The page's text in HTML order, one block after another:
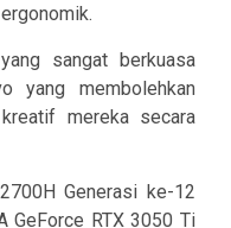
sangat berkuasa
yang membolehkan
mereka secara
Generasi ke-12
GeForce RTX 3050 Ti